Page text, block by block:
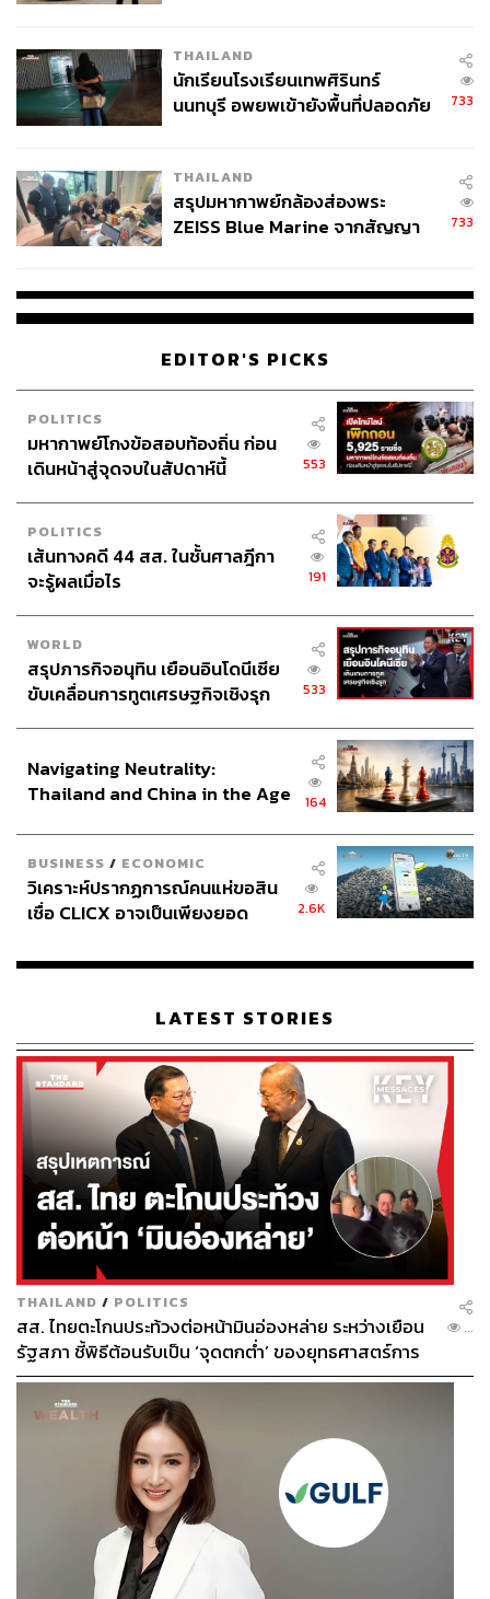
THAILAND
นักเรียนโรงเรียนเทพศิรินทร์
นนทบุรี อพยพเข้ายังพื้นที่ปลอดภัย
733
THAILAND
สรุปมหากาพย์กล้องส่องพระ
ZEISS Blue Marine จากสัญญา
จ่ายหนี้-แอบระบุแบรนด์
733
EDITOR'S PICKS
POLITICS
มหากาพย์โกงข้อสอบท้องถิ่น ก่อน
เดินหน้าสู่จุดจบในสัปดาห์นี้
553
POLITICS
เส้นทางคดี 44 สส. ในชั้นศาลฎีกา
จะรู้ผลเมื่อไร
191
WORLD
สรุปภารกิจอนุทิน เยือนอินโดนีเซีย
ขับเคลื่อนการทูตเศรษฐกิจเชิงรุก
533
Navigating Neutrality:
Thailand and China in the Age
164
BUSINESS / ECONOMIC
วิเคราะห์ปรากฏการณ์คนแห่ขอสิน
เชื่อ CLICX อาจเป็นเพียงยอด
เรือนไทยที่ถูกซุกไว้
2.6K
LATEST STORIES
THAILAND / POLITICS
สส. ไทยตะโกนประท้วงต่อหน้ามินอ่องหล่าย ระหว่างเยือน
รัฐสภา ชี้พิธีต้อนรับเป็น ‘จุดตกต่ำ’ ของยุทธศาสตร์การ
ทูตไทย
...